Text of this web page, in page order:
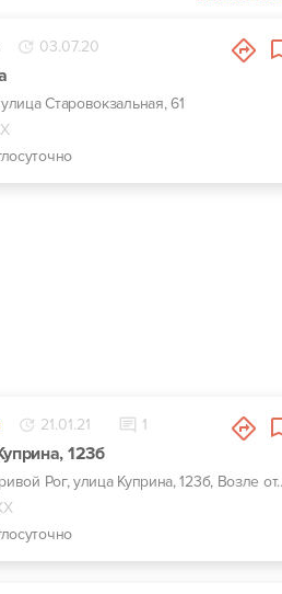
03.07.20
Старовокзальная, 61
21.01.21 1
123б
г. Кривой Рог, улица